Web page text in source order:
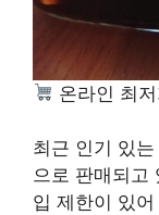
온라인 최
최근 인기 있
으로 판매되고
입 제한이 있